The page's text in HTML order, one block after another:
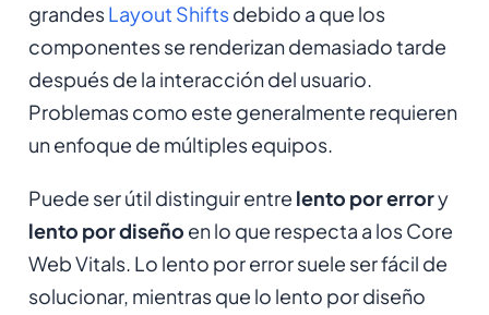
grandesLayout Shiftsdebido a que los
componentes se renderizan demasiado tarde
después de la interacción del usuario.
Problemas como este generalmente requieren
un enfoque de múltiples equipos.
Puede ser útil distinguir entre lento por errory
lento por diseño en lo que respecta a los Core
Web Vitals. Lo lento por error suele ser fácil de
solucionar, mientras que lo lento por diseño